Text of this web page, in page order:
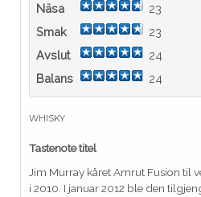
Näsa
23
Smak
23
Avslut
24
Balans
24
WHISKY
Tastenote titel
Jim Murray kåret Amrut Fusion til
i 2010. I januar 2012 ble den